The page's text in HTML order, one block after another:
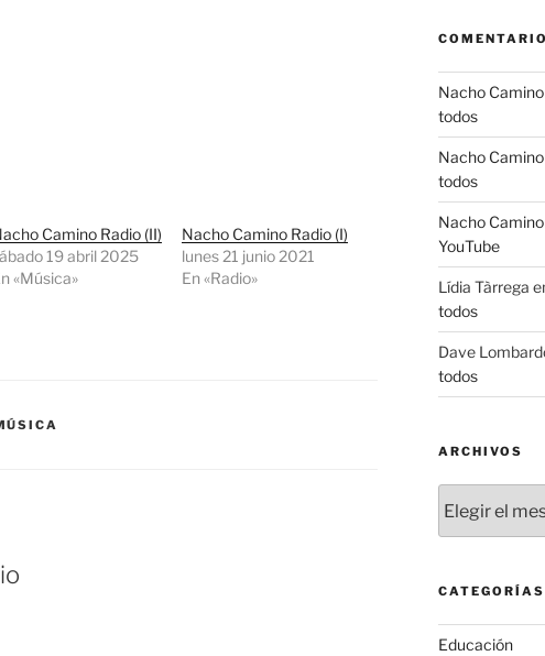
Camino Radio (II)
19 abril 2025
«Música»
Nacho Camino Radio (I)
lunes 21 junio 2021
En «Radio»
Nacho Camino
todos
Nacho Camino
todos
Nacho Camino
YouTube
Lídia Tàrrega
todos
Dave
todos
ARCHIVOS
CATEGORÍAS
Educación